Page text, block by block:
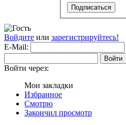
Подписаться
Войдите или зарегистрируйтесь!
E-Mail:
Войти
Войти через:
Мои закладки
Избранное
Смотрю
Закончил просмотр